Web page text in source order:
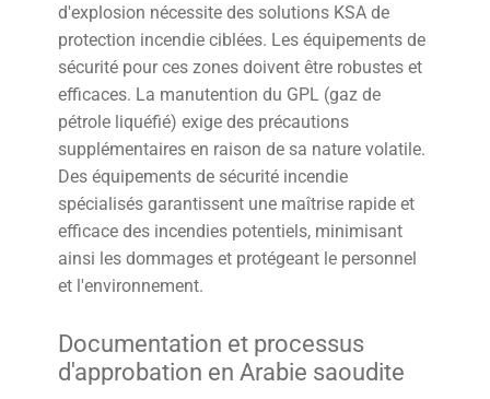
d'explosion nécessite des solutions KSA de
protection incendie ciblées. Les équipements de
sécurité pour ces zones doivent être robustes et
efficaces. La manutention du GPL (gaz de
pétrole liquéfié) exige des précautions
supplémentaires en raison de sa nature volatile.
Des équipements de sécurité incendie
spécialisés garantissent une maîtrise rapide et
efficace des incendies potentiels, minimisant
ainsi les dommages et protégeant le personnel
et l'environnement.
Documentation et processus
d'approbation en Arabie saoudite